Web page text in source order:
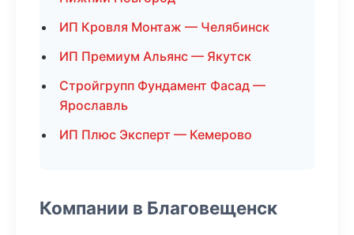
ИП Кровля Монтаж — Челябинск
ИП Премиум Альянс — Якутск
Стройгрупп Фундамент Фасад —
Ярославль
ИП Плюс Эксперт — Кемерово
Компании в Благовещенск